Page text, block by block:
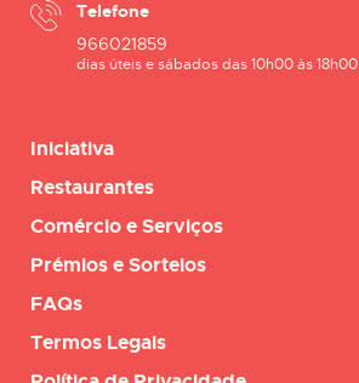
Telefone
966021859
dias úteis e sábados das 10h00 às 18h00
Iniciativa
Restaurantes
Comércio e Serviços
Prémios e Sorteios
FAQs
Termos Legais